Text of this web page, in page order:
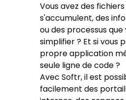
Vous avez des
s'accumulent, des
ou des processus que
simplifier ? Et si vous
propre application
seule ligne de code ?
Avec Softr, il est
facilement des